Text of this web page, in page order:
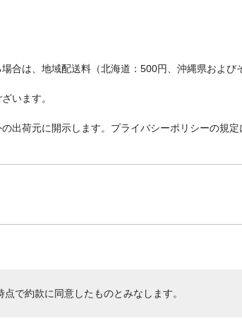
合は、地域配送料（北海道：500円、沖縄県およ
います。
出荷元に開示します。プライバシーポリシーの規定
で約款に同意したものとみなします。